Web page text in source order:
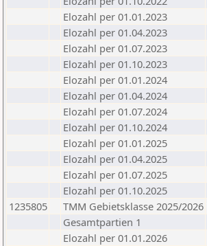
Elozahl per 01.01.2023
Elozahl per 01.04.2023
Elozahl per 01.07.2023
Elozahl per 01.10.2023
Elozahl per 01.01.2024
Elozahl per 01.04.2024
Elozahl per 01.07.2024
Elozahl per 01.10.2024
Elozahl per 01.01.2025
Elozahl per 01.04.2025
Elozahl per 01.07.2025
Elozahl per 01.10.2025
1235805
TMM Gebietsklasse 2025/2026
Gesamtpartien 1
Elozahl per 01.01.2026